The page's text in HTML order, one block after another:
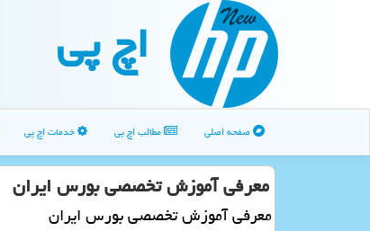
اچ پی
صفحه اصلی مطالب اچ پی خدمات اچ پی
معرفی آموزش تخصصی بورس ایران
معرفی آموزش تخصصی بورس ایران